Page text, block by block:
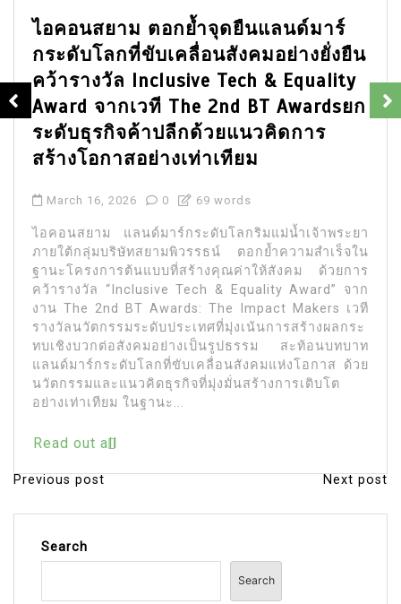
ไอคอนสยาม ตอกย้ำจุดยืนแลนด์มาร์
กระดับโลกที่ขับเคลื่อนสังคมอย่างยั่งยืน
คว้ารางวัล Inclusive Tech & Equality
Award จากเวที The 2nd BT Awardsยก
ระดับธุรกิจค้าปลีกด้วยแนวคิดการ
สร้างโอกาสอย่างเท่าเทียม
March 16, 2026 0 69 words
ไอคอนสยาม แลนด์มาร์กระดับโลกริมแม่น้ำเจ้าพระยา
ภายใต้กลุ่มบริษัทสยามพิวรรธน์ ตอกย้ำความสำเร็จใน
ฐานะโครงการต้นแบบที่สร้างคุณค่าให้สังคม ด้วยการ
คว้ารางวัล “Inclusive Tech & Equality Award” จาก
งาน The 2nd BT Awards: The Impact Makers เวที
รางวัลนวัตกรรมระดับประเทศที่มุ่งเน้นการสร้างผลกระ
ทบเชิงบวกต่อสังคมอย่างเป็นรูปธรรม สะท้อนบทบาท
แลนด์มาร์กระดับโลกที่ขับเคลื่อนสังคมแห่งโอกาส ด้วย
นวัตกรรมและแนวคิดธุรกิจที่มุ่งมั่นสร้างการเติบโต
อย่างเท่าเทียม ในฐานะ...
Read out all
P
o
Previous post Next post
Search
Search